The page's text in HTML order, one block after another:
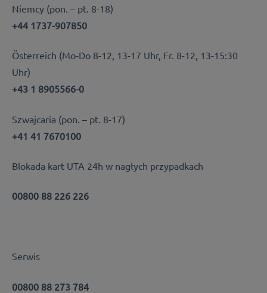
Niemcy (pon. – pt. 8-18)
+44 1737-907850
Österreich (Mo-Do 8-12, 13-17 Uhr, Fr. 8-12, 13-15:30
Uhr)
+43 1 8905566-0
Szwajcaria (pon. – pt. 8-17)
+41 41 7670100
Blokada kart UTA 24h w nagłych przypadkach
00800 88 226 226
Serwis
00800 88 273 784